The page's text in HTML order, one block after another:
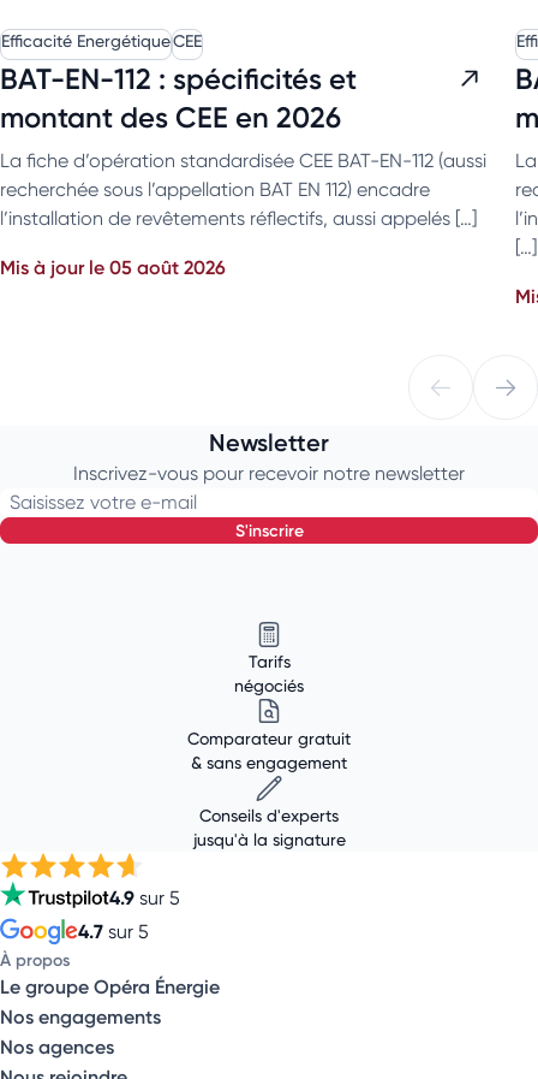
Efficacité EnergétiqueCEE
BAT-EN-112 : spécificités et
montant des CEE en 2026
La fiche d’opération standardisée CEE BAT-EN-112 (aussi
recherchée sous l’appellation BAT EN 112) encadre
l’installation de revêtements réflectifs, aussi appelés […]
Mis à jour le 05 août 2026
[…]
Newsletter
Inscrivez-vous pour recevoir notre newsletter
Saisissez votre e-mail
s'inscrire
Tarifs
négociés
Comparateur gratuit
& sans engagement
Conseils d'experts
jusqu'à la signature
4.9 sur 5
4.7 sur 5
À propos
Le groupe Opéra Énergie
Nos engagements
Nos agences